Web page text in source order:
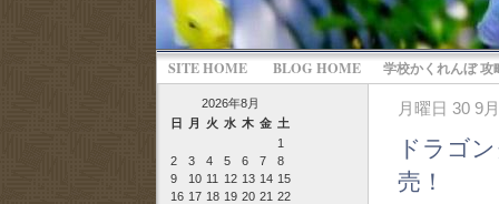
SITE HOME BLOG HOME 学校かくれんぼ 攻
月曜日 30 9
ドラゴ
売！
2026年8月
日
月 火 水 木 金 土
1
2
3 4 5 6 7
8
9
10 11 12 13 14 15
16 17 18 19 20 21 22